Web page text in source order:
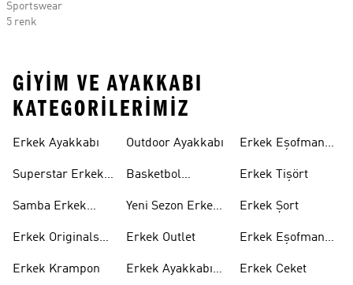
Sportswear
5 renk
GIYIM VE AYAKKABI
KATEGORILERIMIZ
Erkek Ayakkabı
Superstar Erkek
Samba Erkek
Erkek Originals
Erkek Krampon
Outdoor Ayakkabı
Basketbol
Yeni Sezon Erkek
Erkek Outlet
Erkek Ayakkabı
Erkek Eşofman
Erkek Tişört
Erkek Şort
Erkek Eşofman
Erkek Ceket